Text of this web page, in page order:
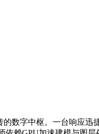
数字中枢。一台响应迅